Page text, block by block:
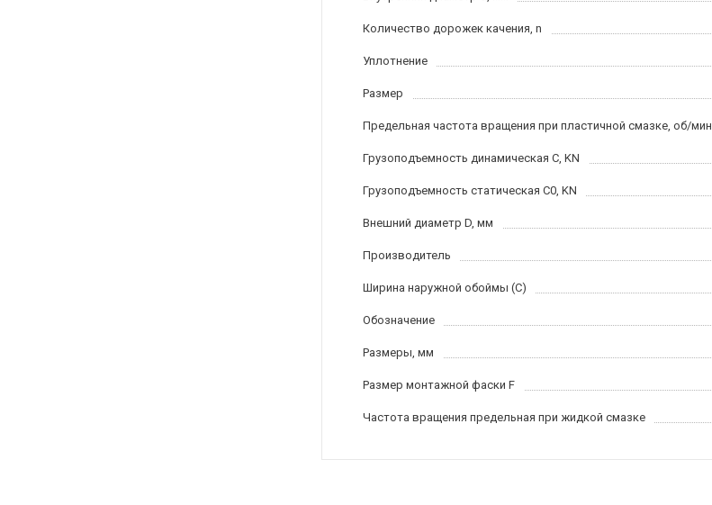
Количество дорожек качения, n
Уплотнение
Размер
Предельная частота вращения при пластичной смазке, об/мин
Грузоподъемность динамическая C, KN
Грузоподъемность статическая C0, KN
Внешний диаметр D, мм
Производитель
Ширина наружной обоймы (C)
Обозначение
Размеры, мм
Размер монтажной фаски F
Частота вращения предельная при жидкой смазке